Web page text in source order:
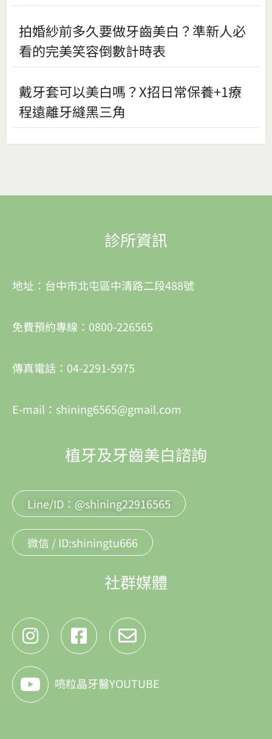
拍婚紗前多久要做牙齒美白？準新人必
看的完美笑容倒數計時表
戴牙套可以美白嗎？X招日常保養+1療
程遠離牙縫黑三角
診所資訊
地址：台中市北屯區中清路二段488號
免費預約專線：0800-226565
傳真電話：04-2291-5975
E-mail：shining6565@gmail.com
植牙及牙齒美白諮詢
Line/ID：@shining22916565
微信 / ID:shiningtu666
社群媒體
喨粒晶牙醫YOUTUBE